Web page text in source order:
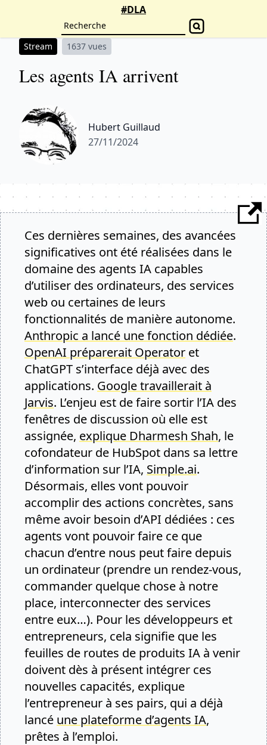
#DLA
Stream 1637 vues
Les agents IA arrivent
Hubert Guillaud
27/11/2024
Ces dernières semaines, des avancées
significatives ont été réalisées dans le
domaine des agents IA capables
d’utiliser des ordinateurs, des services
web ou certaines de leurs
fonctionnalités de manière autonome.
Anthropic a lancé une fonction dédiée.
OpenAI préparerait Operator et
ChatGPT s’interface déjà avec des
applications. Google travaillerait à
Jarvis. L’enjeu est de faire sortir l’IA des
fenêtres de discussion où elle est
assignée, explique Dharmesh Shah, le
cofondateur de HubSpot dans sa lettre
d’information sur l’IA, Simple.ai.
Désormais, elles vont pouvoir
accomplir des actions concrètes, sans
même avoir besoin d’API dédiées : ces
agents vont pouvoir faire ce que
chacun d’entre nous peut faire depuis
un ordinateur (prendre un rendez-vous,
commander quelque chose à notre
place, interconnecter des services
entre eux…). Pour les développeurs et
entrepreneurs, cela signifie que les
feuilles de routes de produits IA à venir
doivent dès à présent intégrer ces
nouvelles capacités, explique
l’entrepreneur à ses pairs, qui a déjà
lancé une plateforme d’agents IA,
prêtes à l’emploi.